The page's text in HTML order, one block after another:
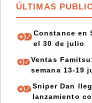
ÚLTIMAS
Constance en
el 30 de julio
Ventas
semana 13-19
Sniper Dan
lanzamiento